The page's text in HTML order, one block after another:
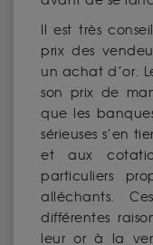
Il est très
prix des
un achat d’or.
son prix de
que les
sérieuses s’en
et aux
particuliers
alléchants.
différentes
leur or à la